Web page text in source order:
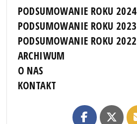
PODSUMOWANIE ROKU 2024
PODSUMOWANIE ROKU 2023
PODSUMOWANIE ROKU 2022
ARCHIWUM
O NAS
KONTAKT